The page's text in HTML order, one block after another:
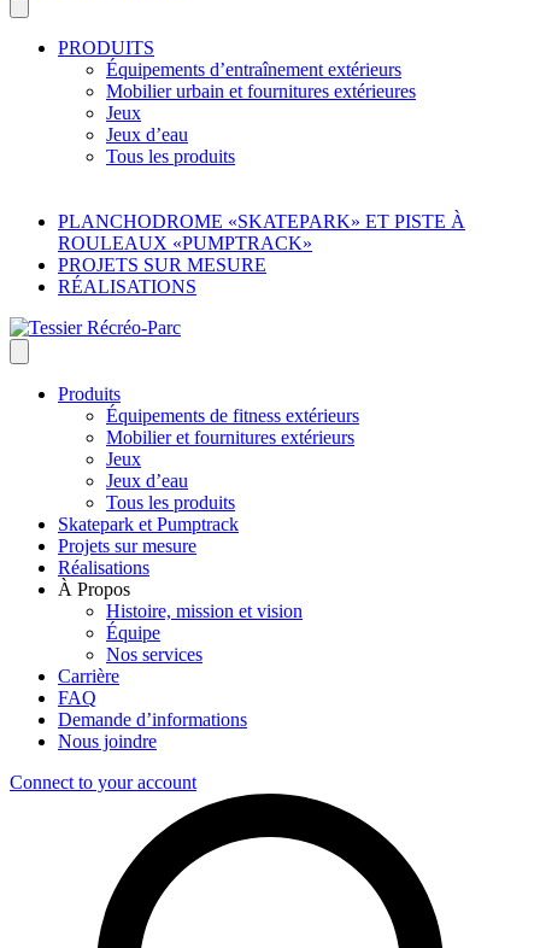
PRODUITS
Équipements d’entraînement extérieurs
Mobilier urbain et fournitures extérieures
Jeux
Jeux d’eau
Tous les produits
PLANCHODROME «SKATEPARK» ET PISTE À
ROULEAUX «PUMPTRACK»
PROJETS SUR MESURE
RÉALISATIONS
Produits
Équipements de fitness extérieurs
Mobilier et fournitures extérieurs
Jeux
Jeux d’eau
Tous les produits
Skatepark et Pumptrack
Projets sur mesure
Réalisations
À Propos
Histoire, mission et vision
Équipe
Nos services
Carrière
FAQ
Demande d’informations
Nous joindre
Connect to your account